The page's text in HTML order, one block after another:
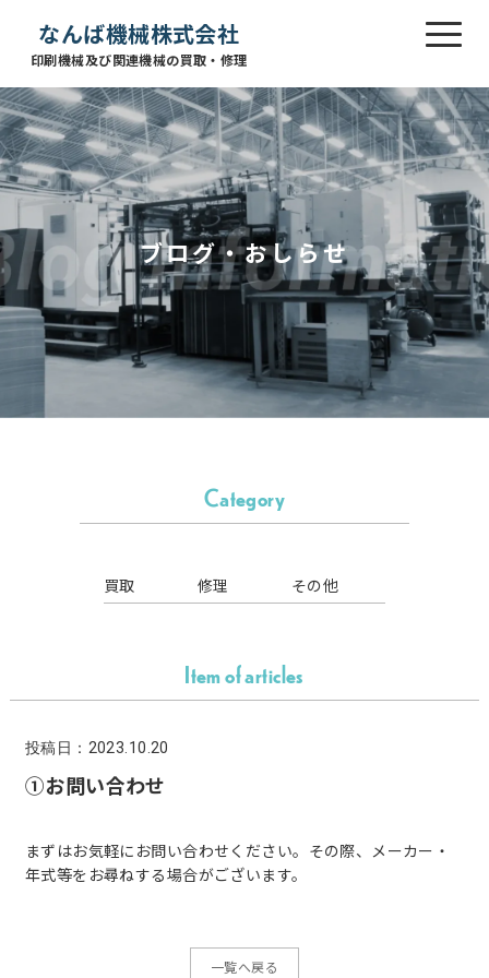
なんば機械株式会社
印刷機械及び関連機械の買取・修理
ブログ・おしらせ
Category
買取 修理 その他
Item of articles
投稿日：2023.10.20
①お問い合わせ
まずはお気軽にお問い合わせください。その際、メーカー・
年式等をお尋ねする場合がございます。
一覧へ戻る